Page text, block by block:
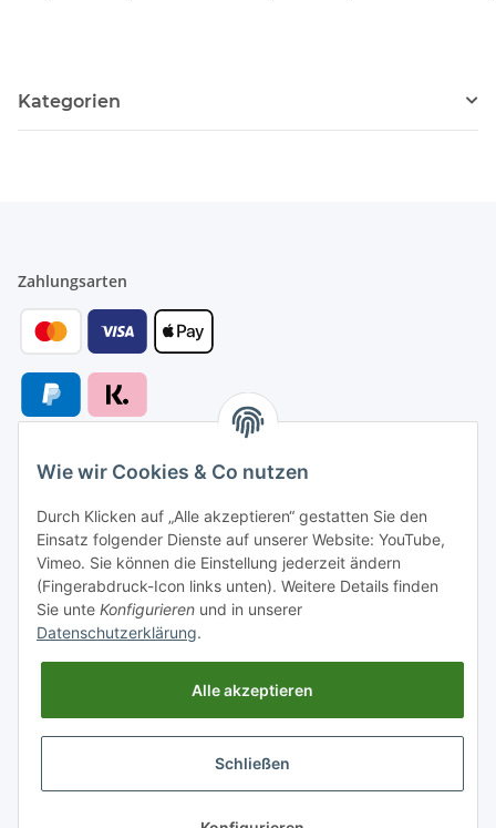
Kategorien
Zahlungsarten
Versandarten
Versand nach
Gesetzliche Informationen
Wie wir Cookies & Co nutzen
Durch Klicken auf „Alle akzeptieren“ gestatten Sie den
Einsatz folgender Dienste auf unserer Website: YouTube,
Vimeo. Sie können die Einstellung jederzeit ändern
(Fingerabdruck-Icon links unten). Weitere Details finden
Sie unte Konfigurieren und in unserer
Datenschutzerklärung.
Alle akzeptieren
Schließen